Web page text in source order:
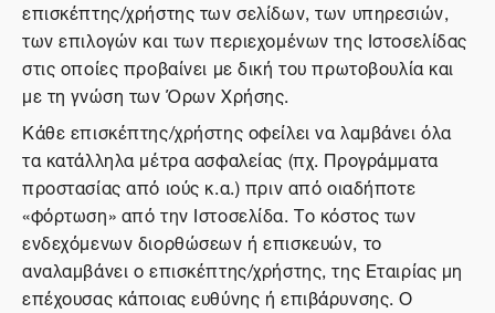
επισκέπτης/χρήστης των σελίδων, των υπηρεσιών,
των επιλογών και των περιεχομένων της Ιστοσελίδας
στις οποίες προβαίνει με δική του πρωτοβουλία και
με τη γνώση των Όρων Χρήσης.
Κάθε επισκέπτης/χρήστης οφείλει να λαμβάνει όλα
τα κατάλληλα μέτρα ασφαλείας (πχ. Προγράμματα
προστασίας από ιούς κ.α.) πριν από οιαδήποτε
«φόρτωση» από την Ιστοσελίδα. Το κόστος των
ενδεχόμενων διορθώσεων ή επισκευών, το
αναλαμβάνει ο επισκέπτης/χρήστης, της Εταιρίας μη
επέχουσας κάποιας ευθύνης ή επιβάρυνσης. Ο